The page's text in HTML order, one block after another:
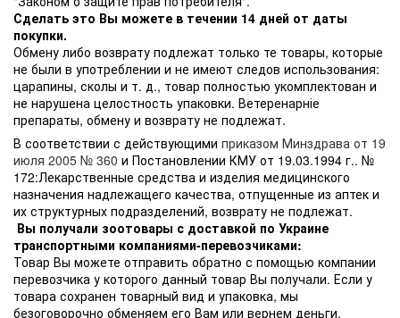
Сделать это Вы можете в течении 14 дней от даты
покупки.
Обмену либо возврату подлежат только те товары, которые
не были в употреблении и не имеют следов использования:
царапины, сколы и т. д., товар полностью укомплектован и
не нарушена целостность упаковки. Ветеренарніе
препараты, обмену и возврату не подлежат.
В соответствии с действующими приказом Минздрава от 19
июля 2005 № 360 и Постановлении КМУ от 19.03.1994 г.. №
172:Лекарственные средства и изделия медицинского
назначения надлежащего качества, отпущенные из аптек и
их структурных подразделений, возврату не подлежат.
Вы получали зоотовары с доставкой по Украине
транспортными компаниями-перевозчиками:
Товар Вы можете отправить обратно с помощью компании
перевозчика у которого данный товар Вы получали. Если у
товара сохранен товарный вид и упаковка, мы
безоговорочно обменяем его Вам или вернем деньги.